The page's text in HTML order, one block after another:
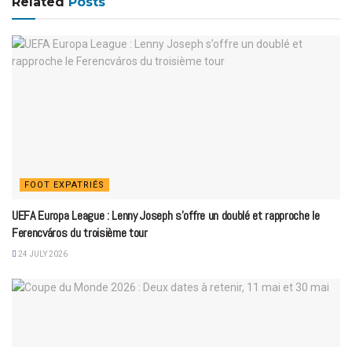
FOOT EXPATRIÉS
UEFA Europa League : Lenny Joseph s’offre un doublé et rapproche le
Ferencváros du troisième tour
24 JULY 2026